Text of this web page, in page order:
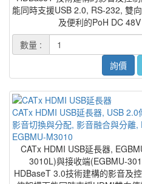
能同時支援USB 2.0, RS-232, 雙
及便利的PoH DC
數量 :
詢價
CATx HDMI USB延長器, USB
影音切換與分配, 影音融合與分離
EGBMU-M3010
CATx HDMI USB延長器,
3010L)與接收端(EGBMU-
HDBaseT 3.0技術建構的影音及